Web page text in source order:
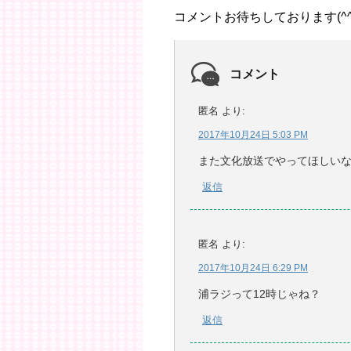
コメントお待ちしております
コメント
匿名 より:
2017年10月24日 5:03 PM
また文化放送でやってほしいな
返信
匿名 より:
2017年10月24日 6:29 PM
浦ラジって12時じゃね？
返信